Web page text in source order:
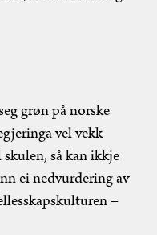
grøn på norske
vel vekk
så kan ikkje
ei nedvurdering av
–